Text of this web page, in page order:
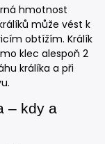
hmotnost
může vést k
obtížím. Králík
klec alespoň 2
králíka a při
– kdy a